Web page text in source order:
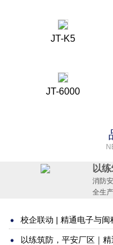
JT-K5
JT-6000
以
消防
全生
校企联动 | 精通电子与闽
以练筑防，平安厂区｜